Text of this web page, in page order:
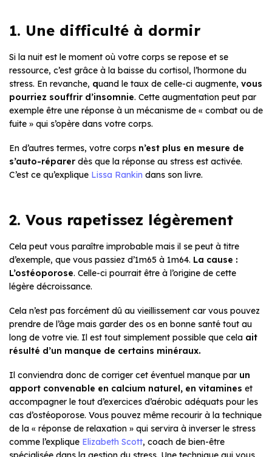
1. Une difficulté à dormir
Si la nuit est le moment où votre corps se repose et se
ressource, c’est grâce à la baisse du cortisol, l’hormone du
stress. En revanche, quand le taux de celle-ci augmente, vous
pourriez souffrir d’insomnie. Cette augmentation peut par
exemple être une réponse à un mécanisme de « combat ou de
fuite » qui s’opère dans votre corps.
En d’autres termes, votre corps n’est plus en mesure de
s’auto-réparer dès que la réponse au stress est activée.
C’est ce qu’explique Lissa Rankin dans son livre.
2. Vous rapetissez légèrement
Cela peut vous paraître improbable mais il se peut à titre
d’exemple, que vous passiez d’1m65 à 1m64. La cause :
L’ostéoporose. Celle-ci pourrait être à l’origine de cette
légère décroissance.
Cela n’est pas forcément dû au vieillissement car vous pouvez
prendre de l’âge mais garder des os en bonne santé tout au
long de votre vie. Il est tout simplement possible que cela ait
résulté d’un manque de certains minéraux.
Il conviendra donc de corriger cet éventuel manque par un
apport convenable en calcium naturel, en vitamines et
accompagner le tout d’exercices d’aérobic adéquats pour les
cas d’ostéoporose. Vous pouvez même recourir à la technique
de la « réponse de relaxation » qui servira à inverser le stress
comme l’explique Elizabeth Scott, coach de bien-être